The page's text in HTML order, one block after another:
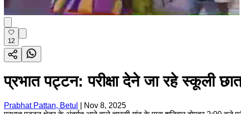
12
प्रभात पट्टन: परीक्षा देने जा रहे स्कूली
Prabhat Pattan, Betul
Nov 8, 2025